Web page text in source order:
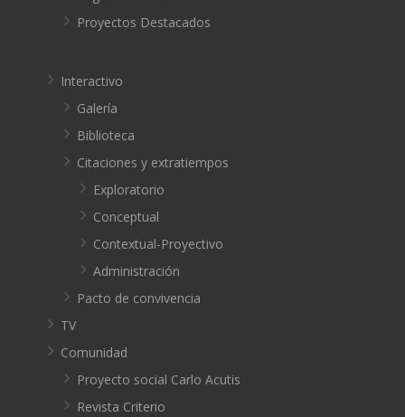
Proyectos Destacados
Interactivo
Galería
Biblioteca
Citaciones y extratiempos
Exploratorio
Conceptual
Contextual-Proyectivo
Administración
Pacto de convivencia
TV
Comunidad
Proyecto social Carlo Acutis
Revista Criterio